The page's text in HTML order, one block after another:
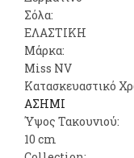
Σόλα:
ΕΛΑΣΤΙΚΗ
Μάρκα:
Miss NV
Κατασκευαστικό
ΑΣΗΜΙ
Ύψος Τακουνιού:
10 cm